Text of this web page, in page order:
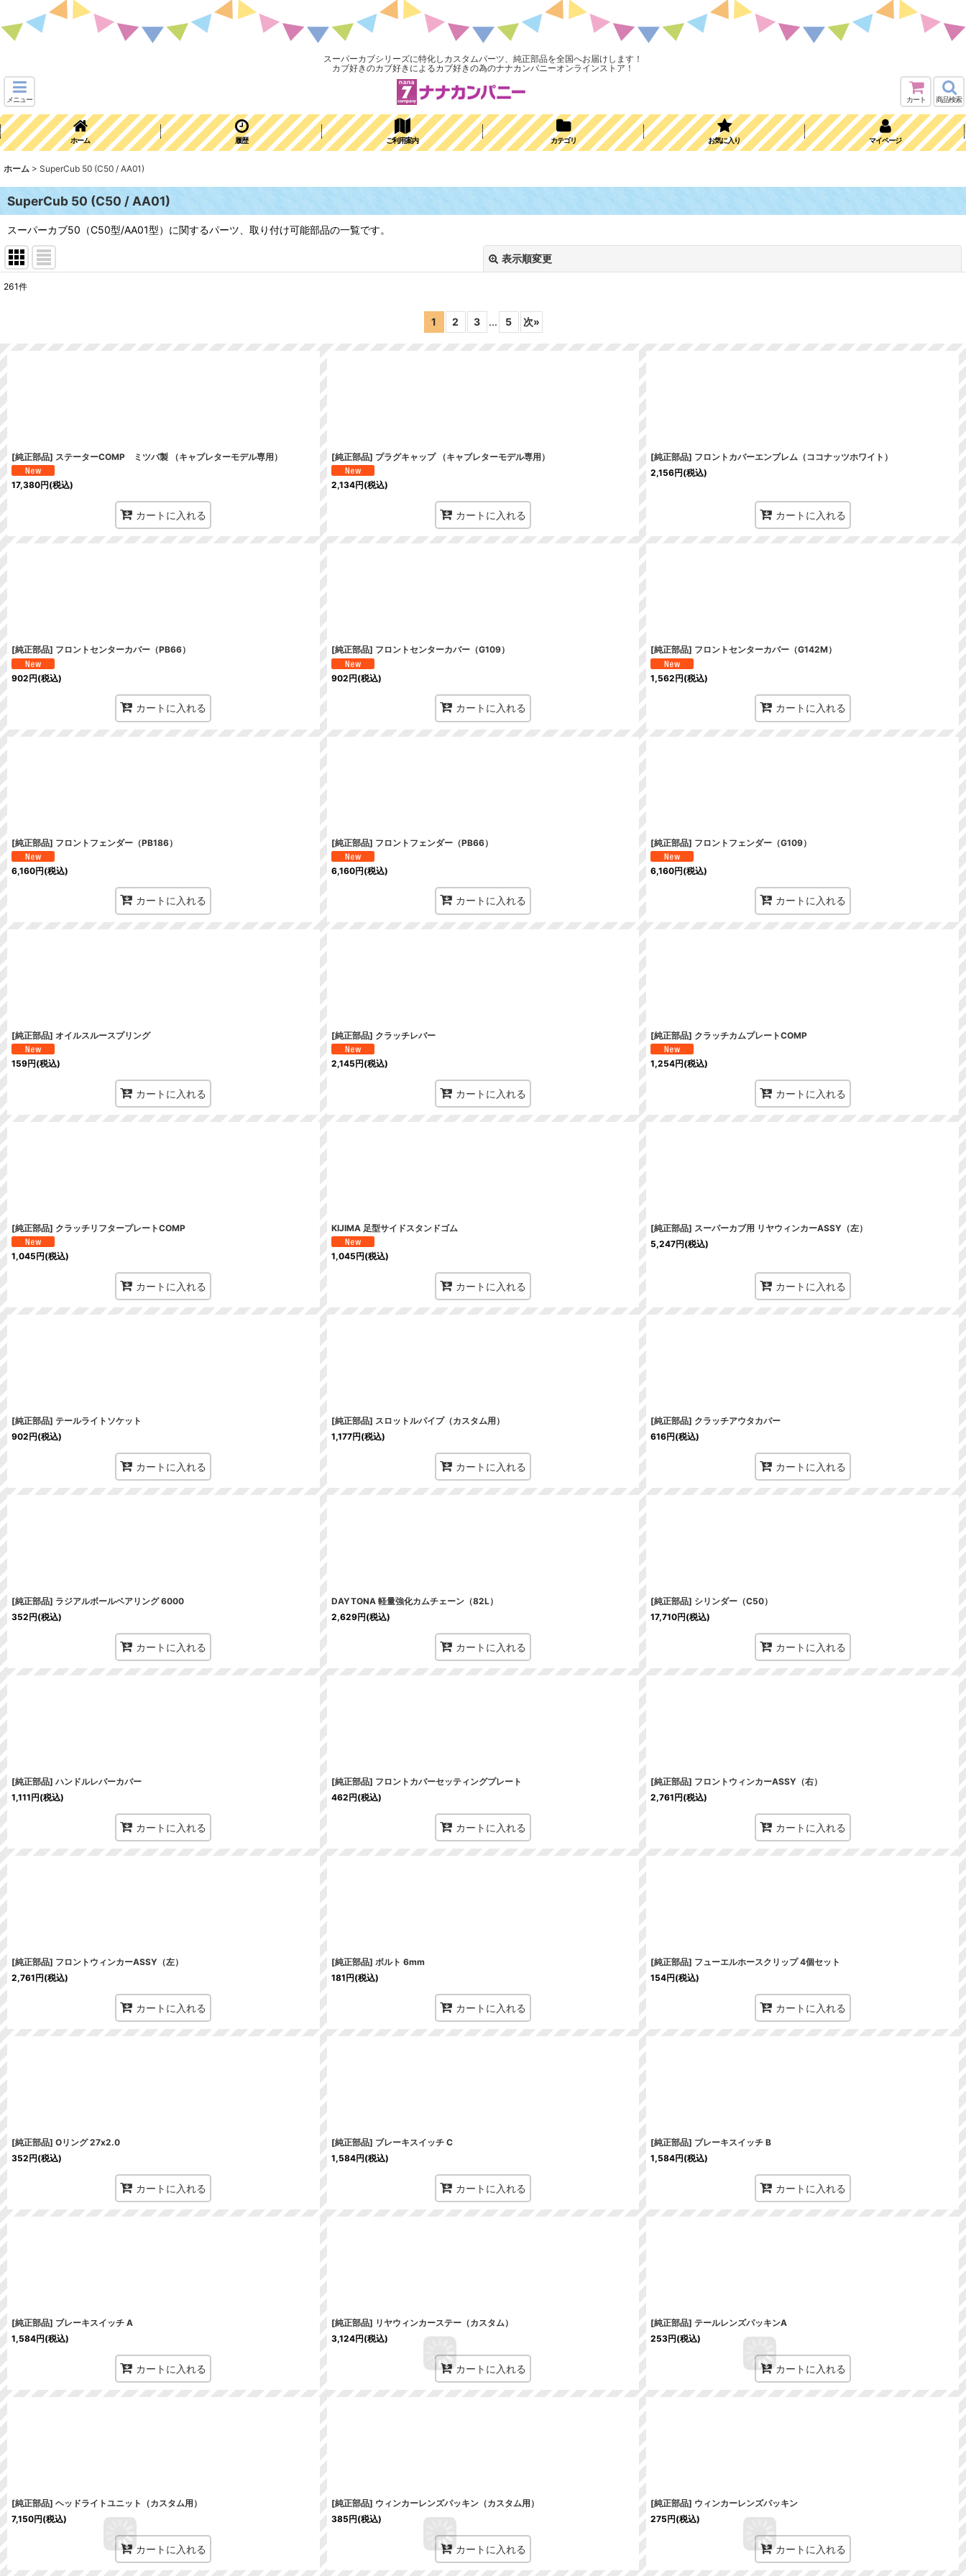
スーパーカブシリーズに特化しカスタムパーツ、純正部品を全国へお届けします！
カブ好きのカブ好きによるカブ好きの為のナナカンパニーオンラインストア！
メニュー カート 商品検索
ホーム 履歴 ご利用案内 カテゴリ お気に入り マイページ
ホーム > SuperCub 50 (C50 / AA01)
SuperCub 50 (C50 / AA01)
スーパーカブ50（C50型/AA01型）に関するパーツ、取り付け可能部品の一覧です。
表示順変更
261件
1 2 3 ... 5 次»
[純正部品] ステーターCOMP ミツバ製 （キャブレターモデル専用）
17,380円(税込)
カートに入れる
[純正部品] プラグキャップ （キャブレターモデル専用）
2,134円(税込)
カートに入れる
[純正部品] フロントカバーエンブレム（ココナッツホワイト）
2,156円(税込)
カートに入れる
[純正部品] フロントセンターカバー（PB66）
902円(税込)
カートに入れる
[純正部品] フロントセンターカバー（G109）
902円(税込)
カートに入れる
[純正部品] フロントセンターカバー（G142M）
1,562円(税込)
カートに入れる
[純正部品] フロントフェンダー（PB186）
6,160円(税込)
カートに入れる
[純正部品] フロントフェンダー（PB66）
6,160円(税込)
カートに入れる
[純正部品] フロントフェンダー（G109）
6,160円(税込)
カートに入れる
[純正部品] オイルスルースプリング
159円(税込)
カートに入れる
[純正部品] クラッチレバー
2,145円(税込)
カートに入れる
[純正部品] クラッチカムプレートCOMP
1,254円(税込)
カートに入れる
[純正部品] クラッチリフタープレートCOMP
1,045円(税込)
カートに入れる
KIJIMA 足型サイドスタンドゴム
1,045円(税込)
カートに入れる
[純正部品] スーパーカブ用 リヤウィンカーASSY（左）
5,247円(税込)
カートに入れる
[純正部品] テールライトソケット
902円(税込)
カートに入れる
[純正部品] スロットルパイプ（カスタム用）
1,177円(税込)
カートに入れる
[純正部品] クラッチアウタカバー
616円(税込)
カートに入れる
[純正部品] ラジアルボールベアリング 6000
352円(税込)
カートに入れる
DAYTONA 軽量強化カムチェーン（82L）
2,629円(税込)
カートに入れる
[純正部品] シリンダー（C50）
17,710円(税込)
カートに入れる
[純正部品] ハンドルレバーカバー
1,111円(税込)
カートに入れる
[純正部品] フロントカバーセッティングプレート
462円(税込)
カートに入れる
[純正部品] フロントウィンカーASSY（右）
2,761円(税込)
カートに入れる
[純正部品] フロントウィンカーASSY（左）
2,761円(税込)
カートに入れる
[純正部品] ボルト 6mm
181円(税込)
カートに入れる
[純正部品] フューエルホースクリップ 4個セット
154円(税込)
カートに入れる
[純正部品] Oリング 27x2.0
352円(税込)
カートに入れる
[純正部品] ブレーキスイッチ C
1,584円(税込)
カートに入れる
[純正部品] ブレーキスイッチ B
1,584円(税込)
カートに入れる
[純正部品] ブレーキスイッチ A
1,584円(税込)
カートに入れる
[純正部品] リヤウィンカーステー（カスタム）
3,124円(税込)
カートに入れる
[純正部品] テールレンズパッキンA
253円(税込)
カートに入れる
[純正部品] ヘッドライトユニット（カスタム用）
7,150円(税込)
カートに入れる
[純正部品] ウィンカーレンズパッキン（カスタム用）
385円(税込)
カートに入れる
[純正部品] ウィンカーレンズパッキン
275円(税込)
カートに入れる